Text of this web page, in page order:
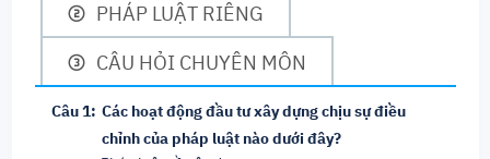
PHÁP LUẬT RIÊNG
CÂU HỎI CHUYÊN MÔN
Câu 1: Các hoạt động đầu tư xây dựng chịu sự điều
chỉnh của pháp luật nào dưới đây?